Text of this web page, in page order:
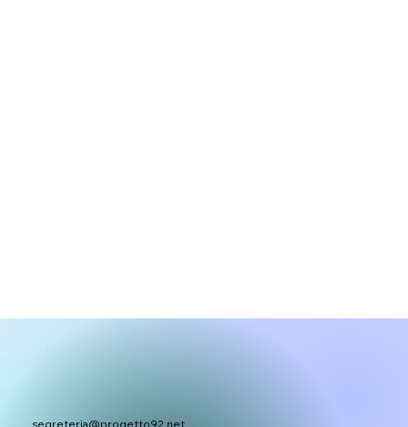
segreteria@progetto92.net